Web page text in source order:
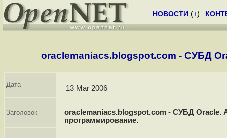
НОВОСТИ (+)
oraclemaniacs.blogspot.com - СУБД
Дата 13 Mar 2006
Заголовок
oraclemaniacs.blogspot.com - СУБД Oracle.
программирование.